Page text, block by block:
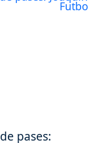
pases: